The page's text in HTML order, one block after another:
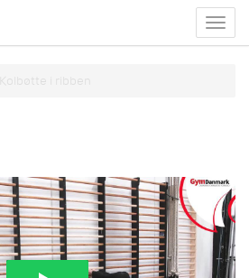
menu
Kolbøtte i ribben